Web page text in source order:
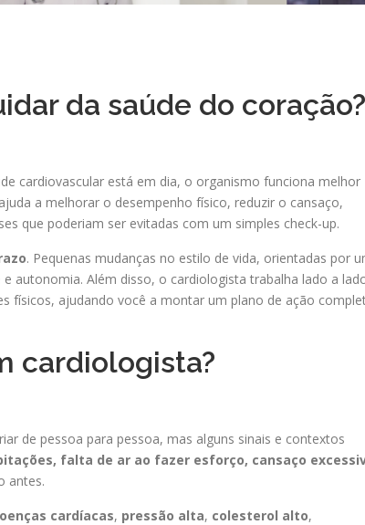
da saúde do coração?
cardiovascular está em dia, o organismo funciona melhor
a melhorar o desempenho físico, reduzir o cansaço,
que poderiam ser evitadas com um simples check-up.
. Pequenas mudanças no estilo de vida, orientadas por
autonomia. Além disso, o cardiologista trabalha lado a
físicos, ajudando você a montar um plano de ação
cardiologista?
de pessoa para pessoa, mas alguns sinais e contextos
falta de ar ao fazer esforço, cansaço
antes.
cardíacas, pressão alta, colesterol alto,